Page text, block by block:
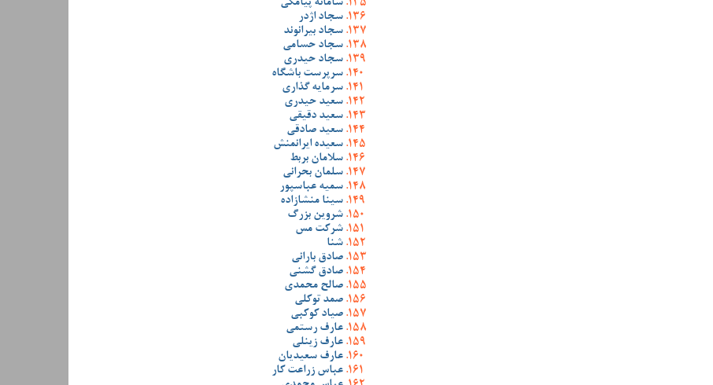
سامانه پیامکی
سجاد اژدر
سجاد بیرانوند
سجاد حسامی
سجاد حیدری
سرپرست باشگاه
سرمایه گذاری
سعید حیدری
سعید دقیقی
سعید صادقی
سعیده ایرانمنش
سلامان بربط
سلمان بحرانی
سمیه عباسپور
سینا منشازاده
شروین بزرگ
شرکت مس
شنا
صادق بارانی
صادق گشنی
صالح محمدی
صمد توکلی
صیاد کوکبی
عارف رستمی
عارف زینلی
عارف سعیدیان
عباس زراعت کار